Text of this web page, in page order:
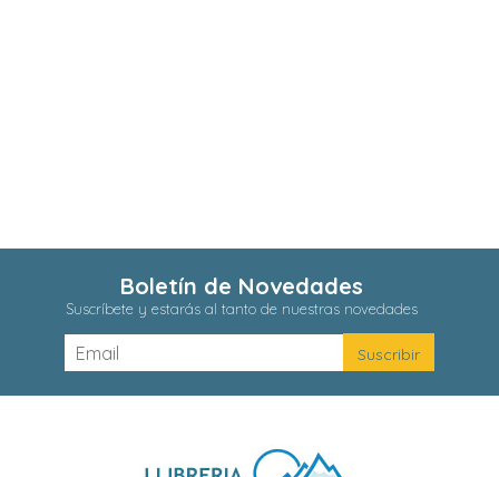
Boletín de Novedades
Suscríbete y estarás al tanto de nuestras novedades